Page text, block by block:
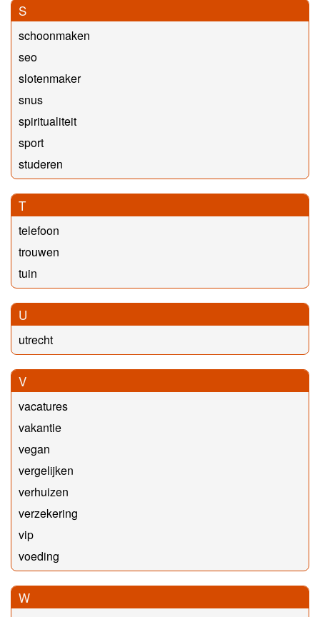
S
schoonmaken
seo
slotenmaker
snus
spiritualiteit
sport
studeren
T
telefoon
trouwen
tuin
U
utrecht
V
vacatures
vakantie
vegan
vergelijken
verhuizen
verzekering
vip
voeding
W